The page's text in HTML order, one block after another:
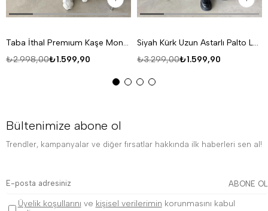
Taba İthal Premıum Kaşe Mont LNS
₺1.599,90
₺2.998,00
Siyah Kürk Uzun Astarlı Palto LNS
₺1.599,90
₺3.299,00
Bültenimize abone ol
Trendler, kampanyalar ve diğer fırsatlar hakkında ilk haberleri sen al!
ABONE OL
Üyelik koşullarını ve kişisel verilerimin korunmasını kabul